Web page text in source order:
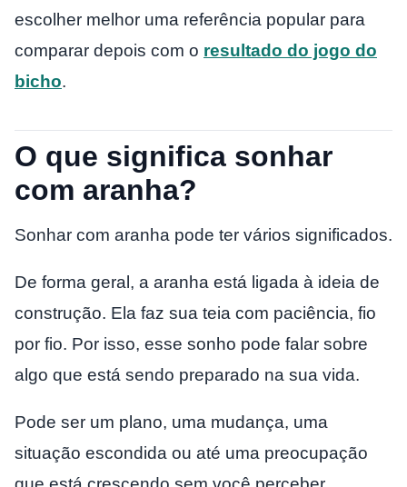
escolher melhor uma referência popular para
comparar depois com o resultado do jogo do
bicho.
O que significa sonhar
com aranha?
Sonhar com aranha pode ter vários significados.
De forma geral, a aranha está ligada à ideia de
construção. Ela faz sua teia com paciência, fio
por fio. Por isso, esse sonho pode falar sobre
algo que está sendo preparado na sua vida.
Pode ser um plano, uma mudança, uma
situação escondida ou até uma preocupação